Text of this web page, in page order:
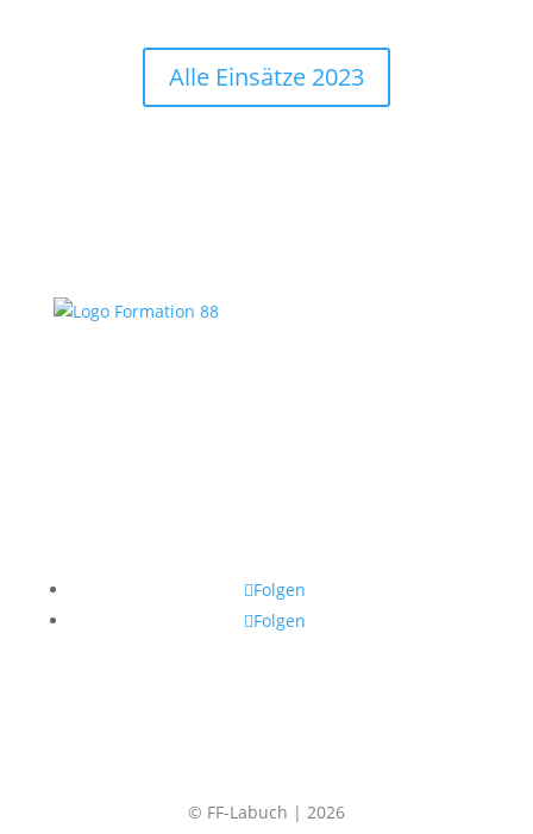
Alle Einsätze 2023
Folgen
Folgen
© FF-Labuch | 2026